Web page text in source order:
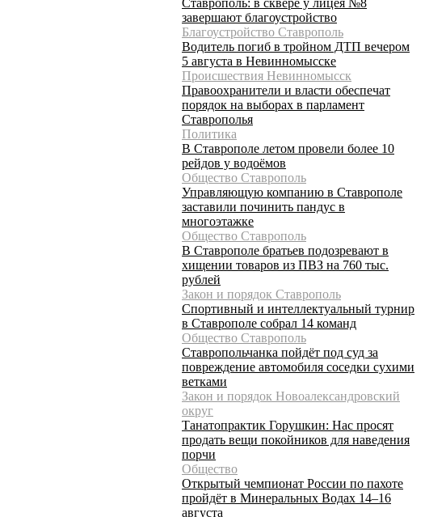
завершают благоустройство
Благоустройство Ставрополь
Водитель погиб в тройном ДТП вечером
5 августа в Невинномысске
Происшествия Невинномысск
Правоохранители и власти обеспечат
порядок на выборах в парламент
Ставрополья
Политика
В Ставрополе летом провели более 10
рейдов у водоёмов
Общество Ставрополь
Управляющую компанию в Ставрополе
заставили починить пандус в
многоэтажке
Общество Ставрополь
В Ставрополе братьев подозревают в
хищении товаров из ПВЗ на 760 тыс.
рублей
Закон и порядок Ставрополь
Спортивный и интеллектуальный турнир
в Ставрополе собрал 14 команд
Общество Ставрополь
Ставропольчанка пойдёт под суд за
повреждение автомобиля соседки сухими
ветками
Закон и порядок Новоалександровский
округ
Танатопрактик Горушкин: Нас просят
продать вещи покойников для наведения
порчи
Общество
Открытый чемпионат России по пахоте
пройдёт в Минеральных Водах 14–16
августа